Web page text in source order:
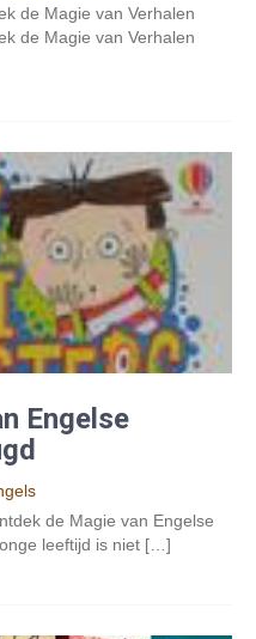
de Magie van Verhalen
de Magie van Verhalen
Engelse
de Magie van Engelse
leeftijd is niet […]